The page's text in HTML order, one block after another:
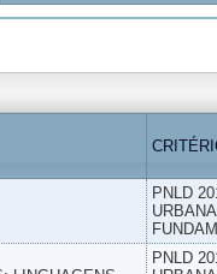
PNLD
PNLD